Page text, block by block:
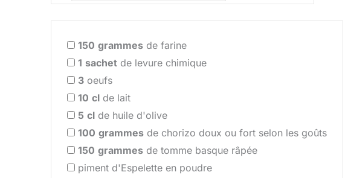
150 grammes de farine
1 sachet de levure chimique
3 oeufs
10 cl de lait
5 cl de huile d'olive
100 grammes de chorizo doux ou fort selon les goûts
150 grammes de tomme basque râpée
piment d'Espelette en poudre